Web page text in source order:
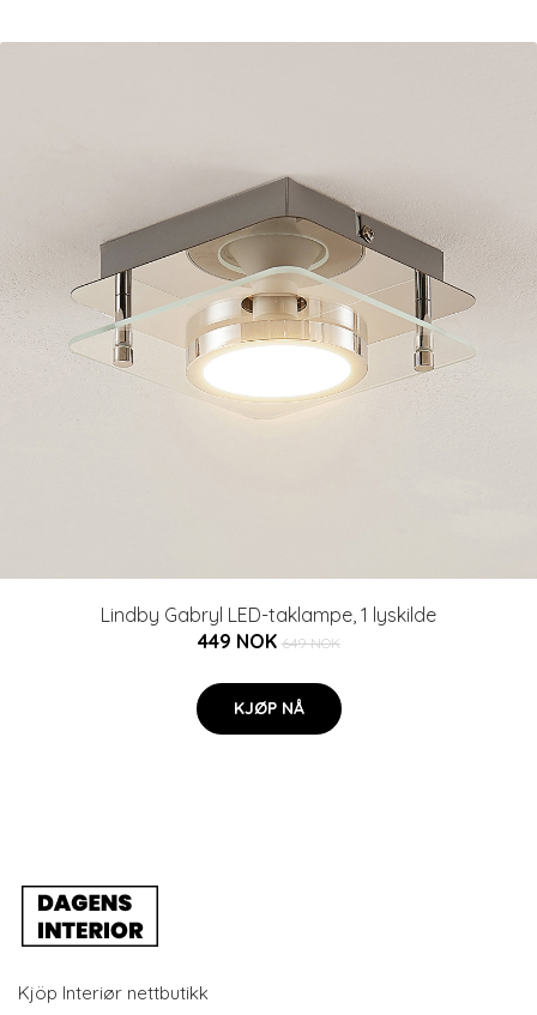
Lindby Gabryl LED-taklampe, 1 lyskilde
449 NOK 649 NOK
KJØP NÅ
Kjöp Interiør nettbutikk